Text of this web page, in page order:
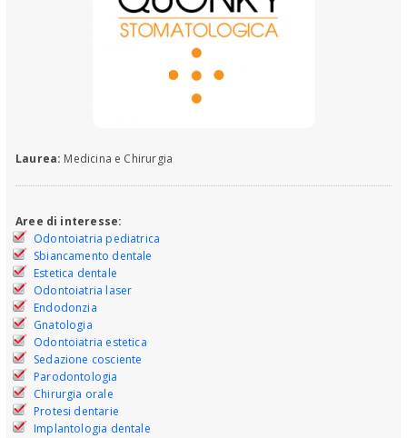
Laurea: Medicina e Chirurgia
Aree di interesse:
Odontoiatria pediatrica
Sbiancamento dentale
Estetica dentale
Odontoiatria laser
Endodonzia
Gnatologia
Odontoiatria estetica
Sedazione cosciente
Parodontologia
Chirurgia orale
Protesi dentarie
Implantologia dentale